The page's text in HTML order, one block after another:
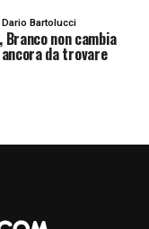
seconda
un segnale
dalle
e
Dario Bartolucci
non cambia
da trovare